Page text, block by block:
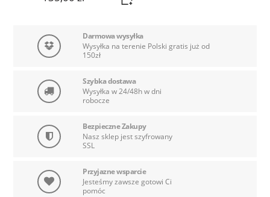
Darmowa wysyłka
Wysyłka na terenie Polski gratis już od
150zł
Szybka dostawa
Wysyłka w 24/48h w dni
robocze
Bezpieczne Zakupy
Nasz sklep jest szyfrowany
SSL
Przyjazne wsparcie
Jesteśmy zawsze gotowi Ci
pomóc